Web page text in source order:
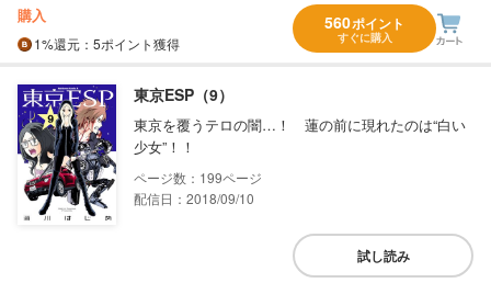
購入
1%還元 ：5ポイント獲得
560ポイント
すぐに購入
東京ESP（9）
東京を覆うテロの闇…！ 蓮の前に現れたのは“白い
少女”！！
199
配信日：2018/09/10
試し読み